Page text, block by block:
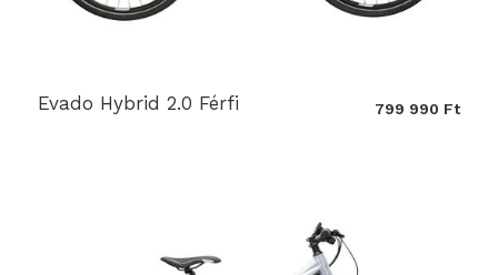
Evado Hybrid 2.0 Férfi 799 990 Ft